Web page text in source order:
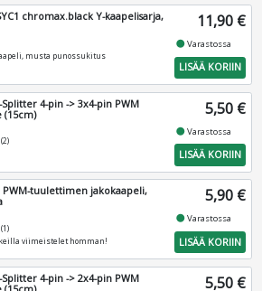
chromax.black Y-kaapelisarja,
musta punossukitus
11,90 €
fiber_manual_recordVarastossa
LISÄÄ KORIIN
Splitter 4-pin -> 3x4-pin PWM
(2)
5,50 €
fiber_manual_recordVarastossa
LISÄÄ KORIIN
PWM-tuulettimen jakokaapeli,
(1)
viimeistelet homman!
5,90 €
fiber_manual_recordVarastossa
LISÄÄ KORIIN
Splitter 4-pin -> 2x4-pin PWM
5,50 €